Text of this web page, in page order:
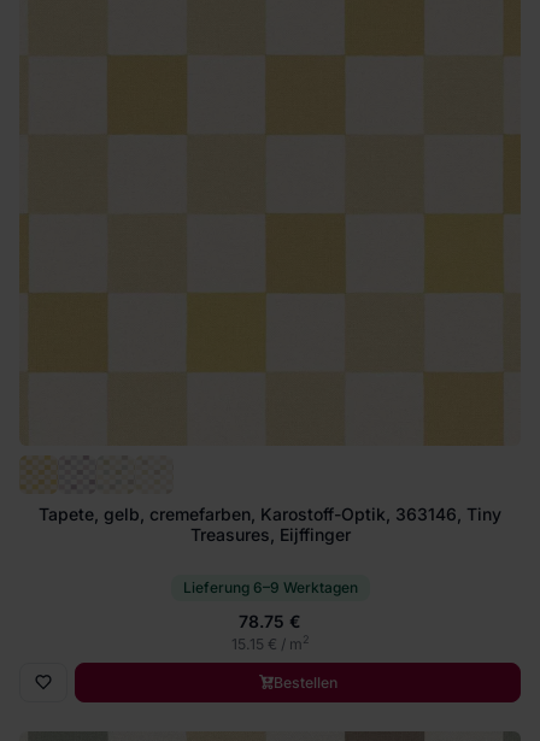
Tapete, gelb, cremefarben, Karostoff-Optik, 363146, Tiny
Treasures, Eijffinger
Lieferung 6–9 Werktagen
78.75 €
15.15 € / m2
Bestellen